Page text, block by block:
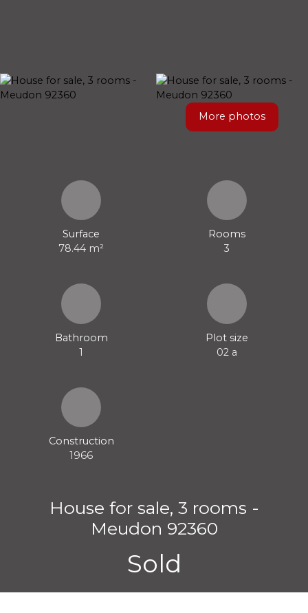
More photos
Surface
78.44 m²
Rooms
3
Bathroom
1
Plot size
02 a
Construction
1966
House for sale, 3 rooms -
Meudon 92360
Sold